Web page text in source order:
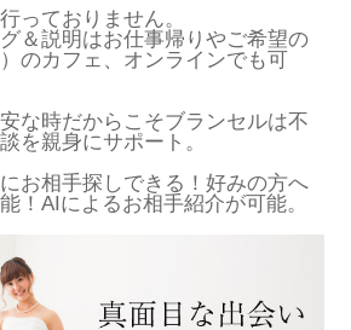
っておりません。
＆説明はお仕事帰りやご希望の
のカフェ、オンラインでも可
な時だからこそブランセルは不
を親身にサポート。
お相手探しできる！好みの方へ
！AIによるお相手紹介が可能。